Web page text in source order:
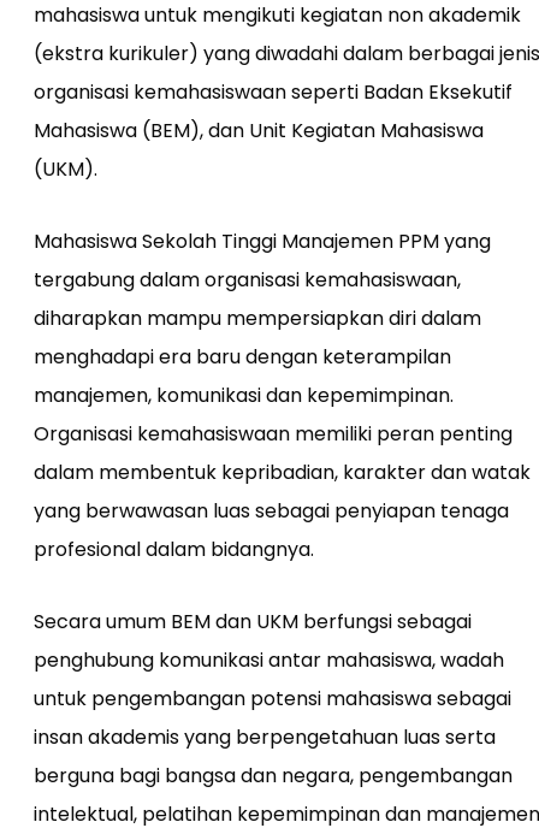
mahasiswa untuk mengikuti kegiatan non akademik
(ekstra kurikuler) yang diwadahi dalam berbagai jenis
organisasi kemahasiswaan seperti Badan Eksekutif
Mahasiswa (BEM), dan Unit Kegiatan Mahasiswa
(UKM).
Mahasiswa Sekolah Tinggi Manajemen PPM yang
tergabung dalam organisasi kemahasiswaan,
diharapkan mampu mempersiapkan diri dalam
menghadapi era baru dengan keterampilan
manajemen, komunikasi dan kepemimpinan.
Organisasi kemahasiswaan memiliki peran penting
dalam membentuk kepribadian, karakter dan watak
yang berwawasan luas sebagai penyiapan tenaga
profesional dalam bidangnya.
Secara umum BEM dan UKM berfungsi sebagai
penghubung komunikasi antar mahasiswa, wadah
untuk pengembangan potensi mahasiswa sebagai
insan akademis yang berpengetahuan luas serta
berguna bagi bangsa dan negara, pengembangan
intelektual, pelatihan kepemimpinan dan manajemen